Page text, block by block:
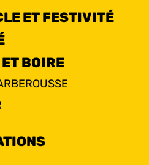
ET FESTIVITÉ
BOIRE